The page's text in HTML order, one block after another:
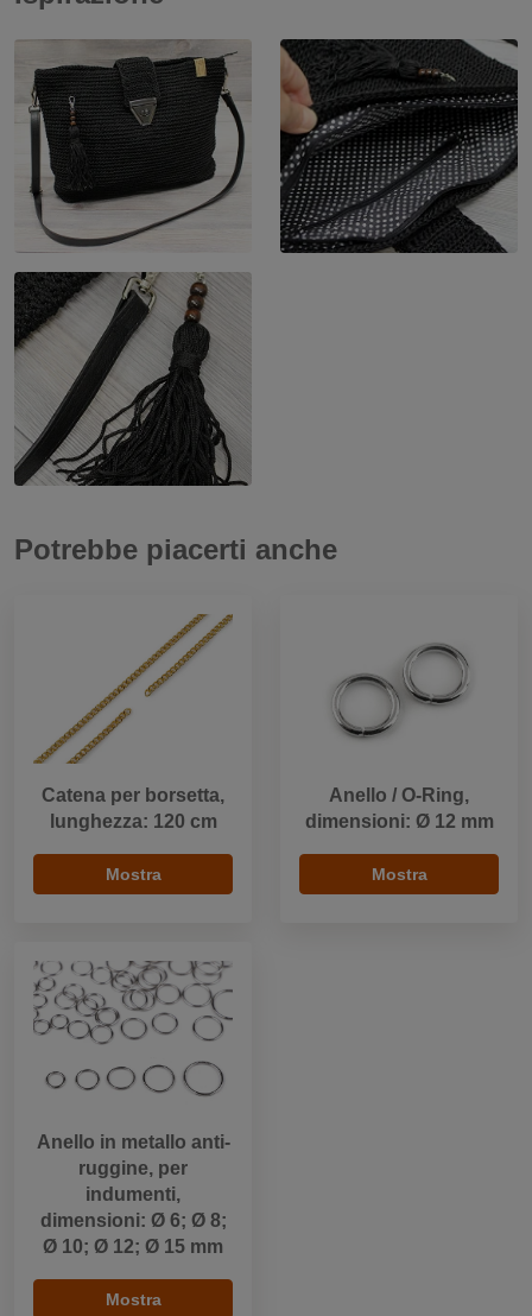
Potrebbe piacerti anche
Catena per borsetta,
lunghezza: 120 cm
Mostra
Anello / O-Ring,
dimensioni: Ø 12 mm
Mostra
Anello in metallo anti-
ruggine, per
indumenti,
dimensioni: Ø 6; Ø 8;
Ø 10; Ø 12; Ø 15 mm
Mostra